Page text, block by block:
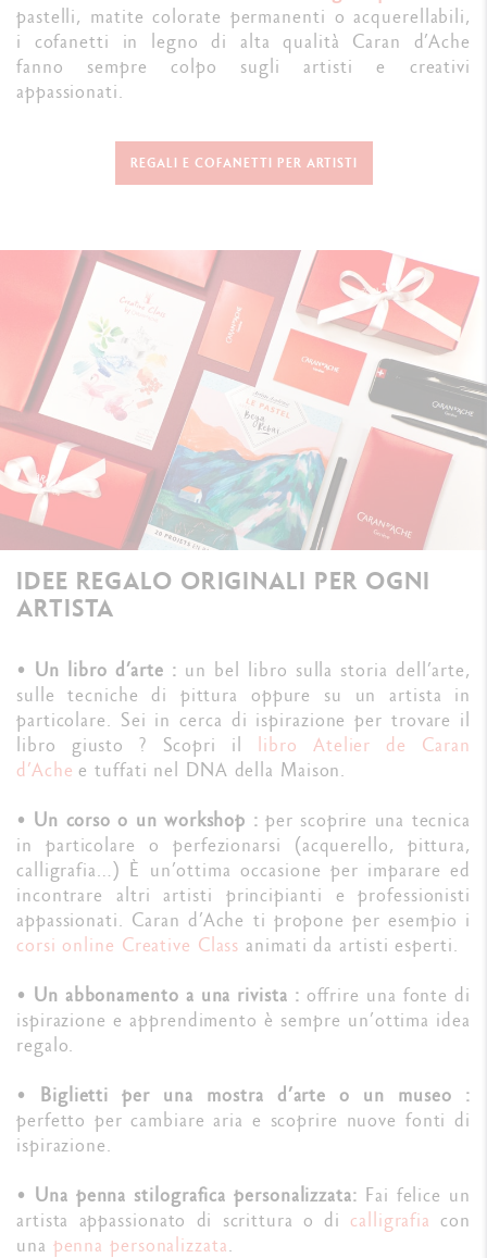
pastelli, matite colorate permanenti o acquerellabili,
i cofanetti in legno di alta qualità Caran d’Ache
fanno sempre colpo sugli artisti e creativi
appassionati.
REGALI E COFANETTI PER ARTISTI
IDEE REGALO ORIGINALI PER OGNI
ARTISTA
• Un libro d’arte : un bel libro sulla storia dell’arte,
sulle tecniche di pittura oppure su un artista in
particolare. Sei in cerca di ispirazione per trovare il
libro giusto ? Scopri il libro Atelier de Caran
d’Ache e tuffati nel DNA della Maison.
• Un corso o un workshop : per scoprire una tecnica
in particolare o perfezionarsi (acquerello, pittura,
calligrafia…) È un’ottima occasione per imparare ed
incontrare altri artisti principianti e professionisti
appassionati. Caran d’Ache ti propone per esempio i
corsi online Creative Class animati da artisti esperti.
• Un abbonamento a una rivista : offrire una fonte di
ispirazione e apprendimento è sempre un’ottima idea
regalo.
• Biglietti per una mostra d’arte o un museo :
perfetto per cambiare aria e scoprire nuove fonti di
ispirazione.
• Una penna stilografica personalizzata: Fai felice un
artista appassionato di scrittura o di calligrafia con
una penna personalizzata.